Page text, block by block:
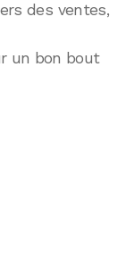
des ventes,
un bon bout